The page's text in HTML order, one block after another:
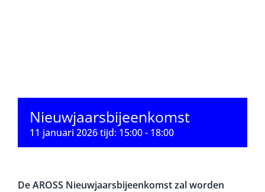
Nieuwjaarsbijeenkomst
11 januari 2026 tijd: 15:00- 18:00
De AROSS Nieuwjaarsbijeenkomst zal worden